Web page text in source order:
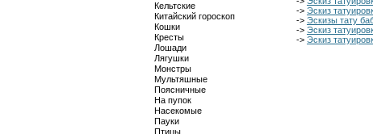
Кельтские
Китайский гороскоп
Кошки
Кресты
Лошади
Лягушки
Монстры
Мультяшные
Поясничные
На пупок
Насекомые
Пауки
Птицы
-> Эскиз
-> Эскизы тату
-> Эскиз
-> Эскиз